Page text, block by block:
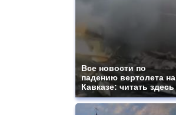
Все новости по
падению вертолета на
Кавказе: читать здесь